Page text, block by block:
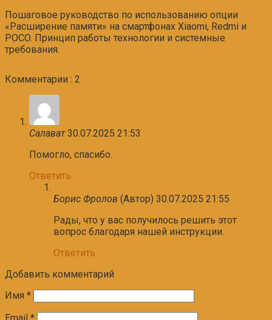
Пошаговое руководство по использованию опции
«Расширение памяти» на смартфонах Xiaomi, Redmi и
POCO. Принцип работы технологии и системные
требования.
Комментарии : 2
Салават 30.07.2025 21:53
Помогло, спасибо.
Ответить
Борис Фролов (Автор) 30.07.2025 21:55
Рады, что у вас получилось решить этот
вопрос благодаря нашей инструкции.
Ответить
Добавить комментарий
Имя *